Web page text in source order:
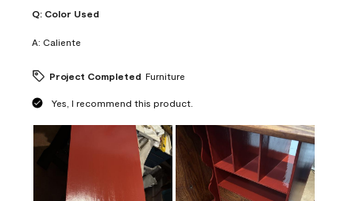
Q: Color Used
A: Caliente
Project Completed Furniture
Yes, I recommend this product.